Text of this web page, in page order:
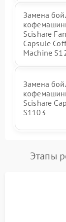
Замена
Scishare
Capsule
Machine
Замена
Scishare
S1103
Этапы